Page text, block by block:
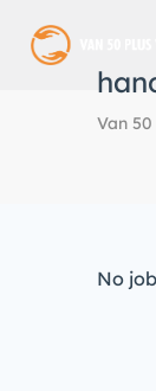
Van
No